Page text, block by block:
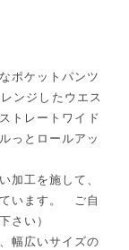
ポケットパンツ
ンジしたウエス
トレートワイド
っとロールアッ
加工を施して、
います。 ご自
さい）
幅広いサイズの